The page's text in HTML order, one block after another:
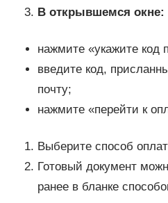
В открывшемся окне:
нажмите «укажите код
введите код,
почту;
нажмите «перейти к
Выберите способ
Готовый документ
ранее в бланке